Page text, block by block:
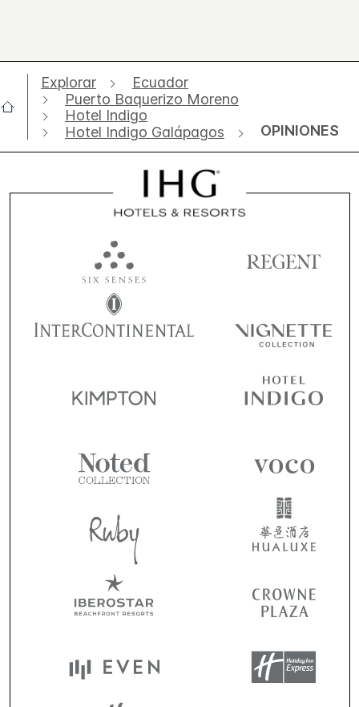
Explorar
Ecuador
Puerto Baquerizo Moreno
Hotel Indigo
Hotel Indigo Galápagos
OPINIONES